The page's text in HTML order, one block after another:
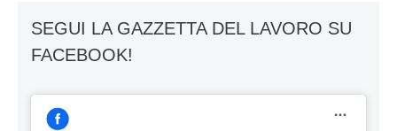
SEGUI LA GAZZETTA DEL LAVORO SU
FACEBOOK!